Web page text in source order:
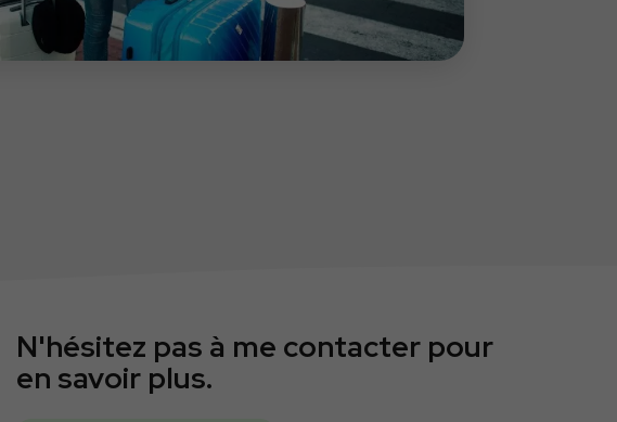
N'hésitez pas à me contacter pour
en savoir plus.